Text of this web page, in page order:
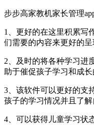
步步高家教机家长管理
1、更好的在这里积累写
们需要的内容来更好的呈
2、及时的将各种学习进
助于催促孩子学习和成
3、该软件可以更好的支
孩子的学习情况并且了解
4、可以获得儿童学习状